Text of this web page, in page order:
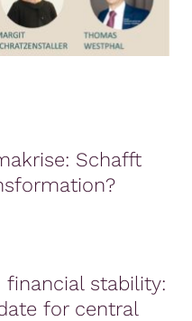
Schafft
stability:
for central